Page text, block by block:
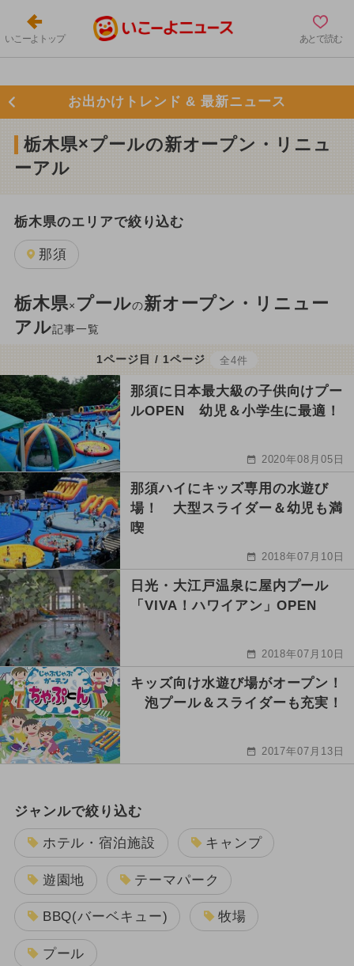
いこーよトップ あとで読む
お出かけトレンド & 最新ニュース
栃木県×プールの新オープン・リニュ
ーアル
栃木県のエリアで絞り込む
那須
栃木県× プールの新オープン・リニュー
アル記事一覧
1ページ目 / 1ページ 全4件
那須に日本最大級の子供向けプー
ルOPEN 幼児＆小学生に最適！
2020年08月05日
那須ハイにキッズ専用の水遊び
場！ 大型スライダー＆幼児も満
喫
2018年07月10日
日光・大江戸温泉に屋内プール
「VIVA！ハワイアン」OPEN
2018年07月10日
キッズ向け水遊び場がオープン！
泡プール＆スライダーも充実！
2017年07月13日
ジャンルで絞り込む
ホテル・宿泊施設 キャンプ
遊園地 テーマパーク
BBQ(バーベキュー) 牧場
プール